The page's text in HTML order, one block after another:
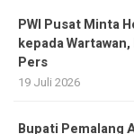
PWI Pusat Minta
kepada
Pers
19 Juli 2026
Bupati Pemalang